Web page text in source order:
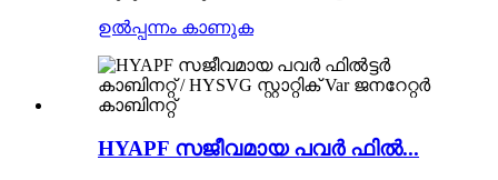
ഉൽപ്പന്നം കാണുക
HYAPF സജീവമായ പവർ ഫിൽ...